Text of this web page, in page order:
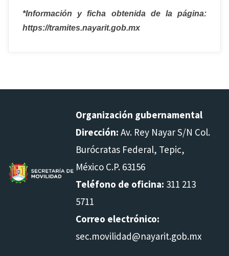
*Información y ficha obtenida de la página:
https://tramites.nayarit.gob.mx
Organización gubernamental
Dirección: Av. Rey Nayar S/N Col.
Burócratas Federal, Tepic,
México C.P. 63156
Teléfono de oficina: 311 213
5711
Correo electrónico:
sec.movilidad@nayarit.gob.mx